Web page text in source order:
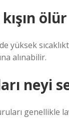
yüksek
alınabilir.
neyi
genellikle